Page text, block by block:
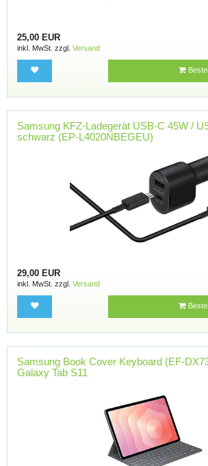
25,00 EUR
inkl. MwSt. zzgl. Versand
Samsung KFZ-Ladegerät USB-C 45W /
schwarz (EP-L4020NBEGEU)
29,00 EUR
inkl. MwSt. zzgl. Versand
Samsung Book Cover Keyboard (EF-
Galaxy Tab S11